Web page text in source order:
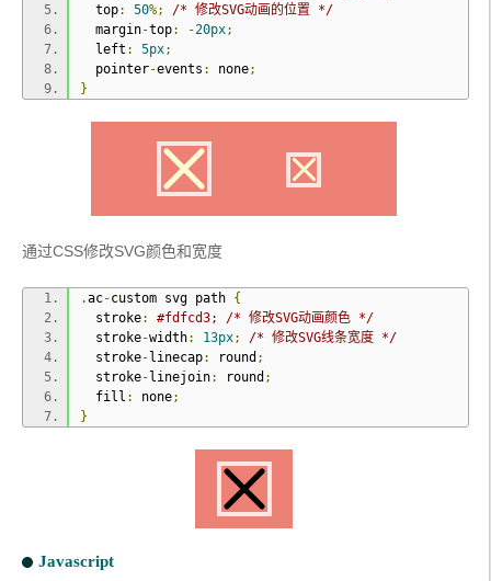
ac-custom input[type
ac-custom input
ac-custom label :: before
  width
: 50px;
top: -25px
: absolute
  cursor
: pointer;
ac custom input[type
  opacity
0;
-webkit -appearance: none;
  display
: inline block;
  vertical
- align : middle;
  z
- index: 100
}
custom label::before {
#fff;
transition: opacity
opacity 0.3s;
top: 50%;
/* 修改SVG动画的位置 */
margin-top: -20px;
left : 5px;
pointer-events : none;
}
通过CSS修改SVG颜色和宽度
.ac-custom svg path {
stroke:
#fdfcd3; /* 修改SVG动画颜色 */
stroke-width: 13px;
/* 修改SVG线条宽度 */
  stroke
- linecap: round ;
stroke- linejoin: round ;
fill : none;
}
Javascript